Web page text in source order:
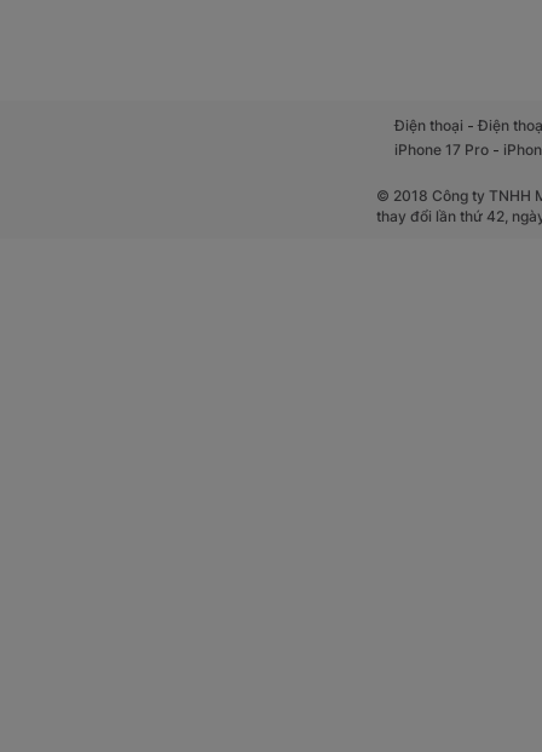
Điện thoại -Điện
iPhone 17 Pro -
© 2018 Công ty TNHH
thay đổi lần thứ 42,